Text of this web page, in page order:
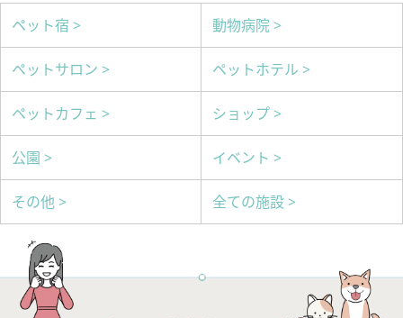
ペット宿 > 動物病院 >
ペットサロン > ペットホテル >
ペットカフェ > ショップ >
公園 > イベント >
その他 > 全ての施設 >